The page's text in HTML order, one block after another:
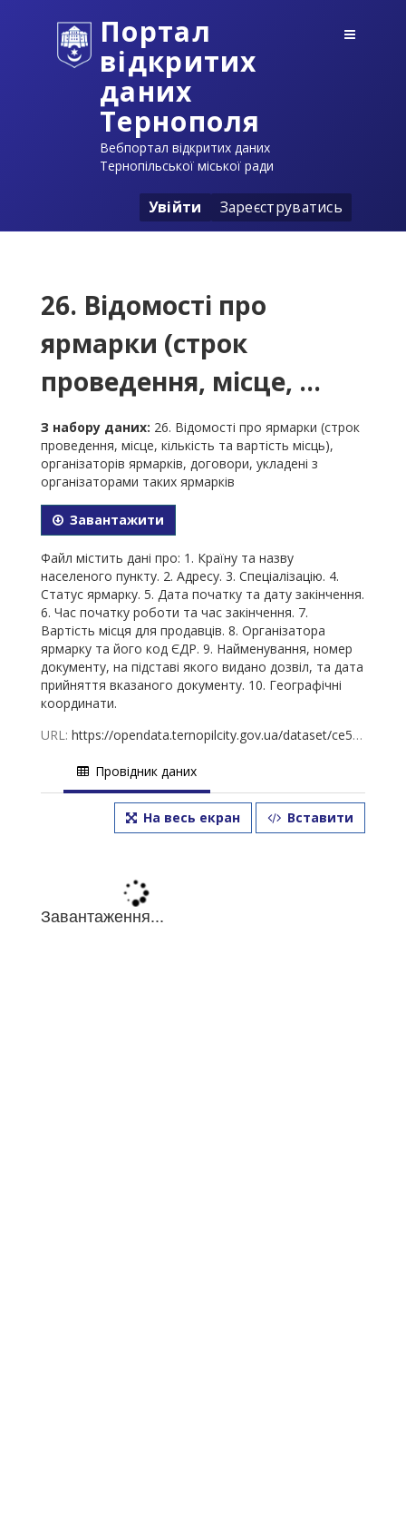
Портал
відкритих
даних
Тернополя
Вебпортал відкритих даних
Тернопільської міської ради
Увійти Зареєструватись
26. Відомості про
ярмарки (строк
проведення, місце, ...
З набору даних: 26. Відомості про ярмарки (строк
проведення, місце, кількість та вартість місць),
організаторів ярмарків, договори, укладені з
організаторами таких ярмарків
Завантажити
Файл містить дані про: 1. Країну та назву
населеного пункту. 2. Адресу. 3. Спеціалізацію. 4.
Статус ярмарку. 5. Дата початку та дату закінчення.
6. Час початку роботи та час закінчення. 7.
Вартість місця для продавців. 8. Організатора
ярмарку та його код ЄДР. 9. Найменування, номер
документу, на підставі якого видано дозвіл, та дата
прийняття вказаного документу. 10. Географічні
координати.
URL: https://opendata.ternopilcity.gov.ua/dataset/ce5c05aa-a3ee-4fa7-95d8-0775154c7939/resource/832eb35c-9cb2-41d0-92c9-95f0543fceb1/download/26-01.12.2025.xlsx
Провідник даних
На весь екран Вставити